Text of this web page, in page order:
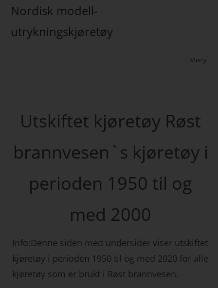
Nordisk modell-
utrykningskjøretøy
Meny
Utskiftet kjøretøy Røst
brannvesen`s kjøretøy i
perioden 1950 til og
med 2000
Info:Denne siden med undersider viser utskiftet
kjøretøy i perioden 1950 til og med 2020 for alle
kjøretøy som er brukt i Røst brannvesen.